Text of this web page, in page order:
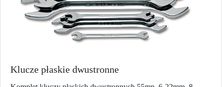
Klucze płaskie dwustronne